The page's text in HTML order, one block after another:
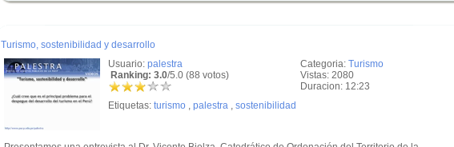
Turismo, sostenibilidad y desarrollo
Categoria: Turismo
Vistas: 2080
Duracion: 12:23
Usuario: palestra
Ranking: 3.0/5.0 (88 votos)
Etiquetas: turismo , palestra , sostenibilidad